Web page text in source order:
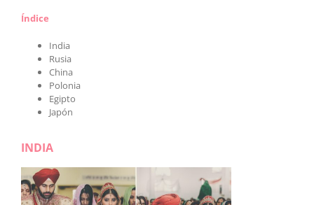
Índice
India
Rusia
China
Polonia
Egipto
Japón
INDIA